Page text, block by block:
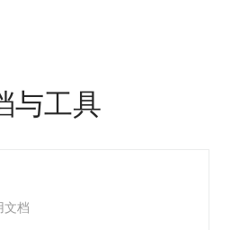
与工具
文档